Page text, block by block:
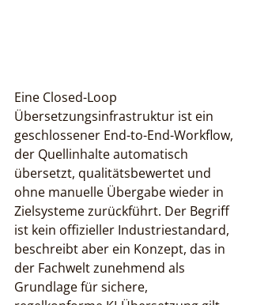
Eine Closed-Loop
Übersetzungsinfrastruktur ist ein
geschlossener End-to-End-Workflow,
der Quellinhalte automatisch
übersetzt, qualitätsbewertet und
ohne manuelle Übergabe wieder in
Zielsysteme zurückführt. Der Begriff
ist kein offizieller Industriestandard,
beschreibt aber ein Konzept, das in
der Fachwelt zunehmend als
Grundlage für sichere,